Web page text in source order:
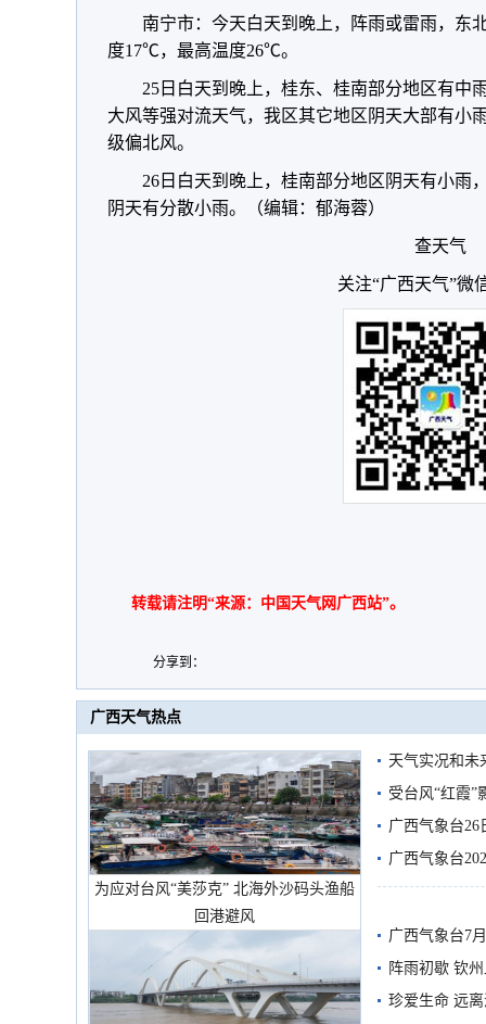
南宁市：今天白天到晚上，阵雨或雷雨，东
度17℃，最高温度26℃。
25日白天到晚上，桂东、桂南部分地区有中
大风等强对流天气，我区其它地区阴天大部有小
级偏北风。
26日白天到晚上，桂南部分地区阴天有小雨
阴天有分散小雨。（编辑：郁海蓉）
查天气
关注“广西天气”微
转载请注明“来源：中国天气网广西站”。
分享到：
广西天气热点
为应对台风“美莎克” 北海外沙码头渔船
回港避风
天气实况和未
受台风“红霞”
有较强降雨
广西气象台26
广西气象台
预警
广西气象台7
阵雨初歇 钦
珍爱生命 远